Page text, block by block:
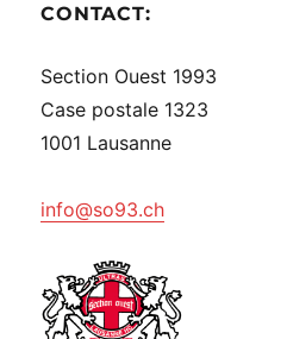
CONTACT:
Section Ouest 1993
Case postale 1323
1001 Lausanne
info@so93.ch